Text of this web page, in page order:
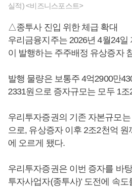
실적) <비즈니스포스트>
△종투사 진입 위한 체급 확대
우리금융지주는 2026년 4월24일
이 발행하는 주주배정 유상증자
발행 물량은 보통주 4억2900만
2331원으로 증자규모는 모두 1
우리투자증권의 기존 자본규모
으로, 유상증자 이후 2조2천억 원
에 오르게 됐다.
우리투자증권은 이번 증자를 바
투자사업자(종투사)’ 도전에 속